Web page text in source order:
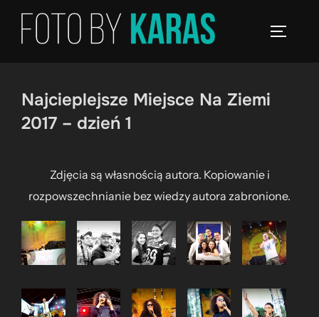
Skip
Najcieplejsze Miejsce Na Ziemi
2017 – dzień 1
Zdjęcia są własnością autora. Kopiowanie i
rozpowszechnianie bez wiedzy autora zabronione.